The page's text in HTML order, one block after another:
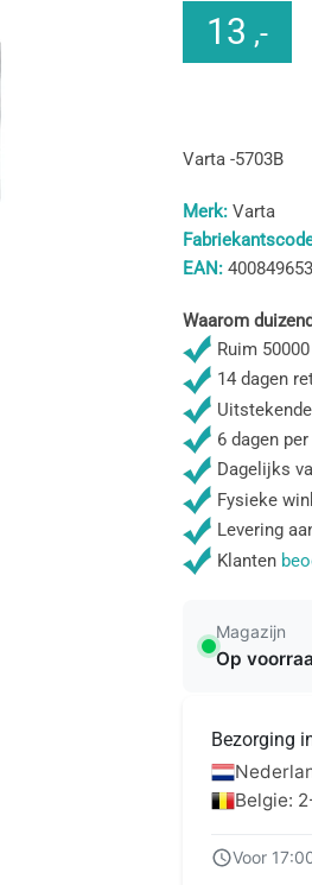
13 ,-
Varta -5703B
Merk:Varta
EAN:
Waarom
Ruim
14 dagen
6 dagen
Dagelijks
Fysieke
Levering
Klanten
Magazijn
Op
Bezorging
Belgie:
Voor